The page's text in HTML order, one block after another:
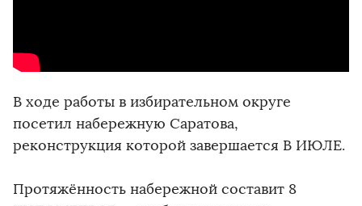
В ходе работы в избирательном округе
посетил набережную Саратова,
реконструкция которой завершается В ИЮЛЕ.
Протяжённость набережной составит 8